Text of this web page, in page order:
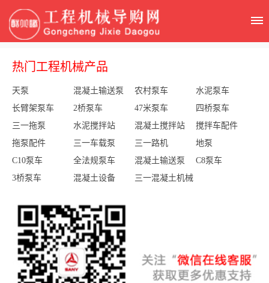
热门工程机械产品
天泵 混凝土输送泵 农村泵车
水泥泵车
长臂架泵车
2桥泵车 47米泵车
四桥泵车
三一拖泵
水泥搅拌站 混凝土搅拌站
搅拌车配件
拖泵配件
三一车载泵 三一路机
地泵
C10泵车
全法规泵车 混凝土输送泵
C8泵车
3桥泵车
混凝土设备 三一混凝土机械